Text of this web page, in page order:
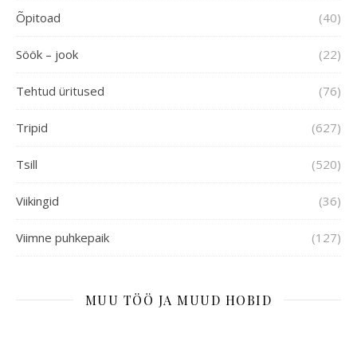
Õpitoad (40)
Söök – jook (22)
Tehtud üritused (76)
Tripid (627)
Tsill (520)
Viikingid (36)
Viimne puhkepaik (127)
MUU TÖÖ JA MUUD HOBID